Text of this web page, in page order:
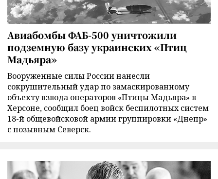
Авиабомбы ФАБ-500 уничтожили
подземную базу украинских «Птиц
Мадьяра»
Вооруженные силы России нанесли
сокрушительный удар по замаскированному
объекту взвода операторов «Птицы Мадьяра» в
Херсоне, сообщил боец войск беспилотных систем
18-й общевойсковой армии группировки «Днепр»
с позывным Северск.